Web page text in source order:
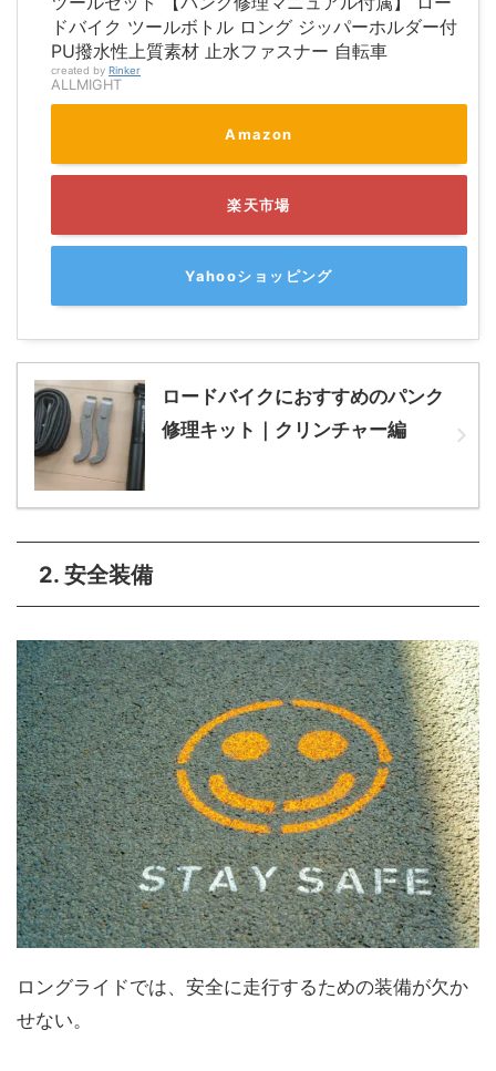
ドバイク ツールボトル ロング ジッパーホルダー付
PU撥水性上質素材 止水ファスナー 自転車
created by Rinker
ALLMIGHT
Amazon
楽天市場
Yahooショッピング
ロードバイクにおすすめのパンク
修理キット｜クリンチャー編
2. 安全装備
ロングライドでは、安全に走行するための装備が欠か
せない。